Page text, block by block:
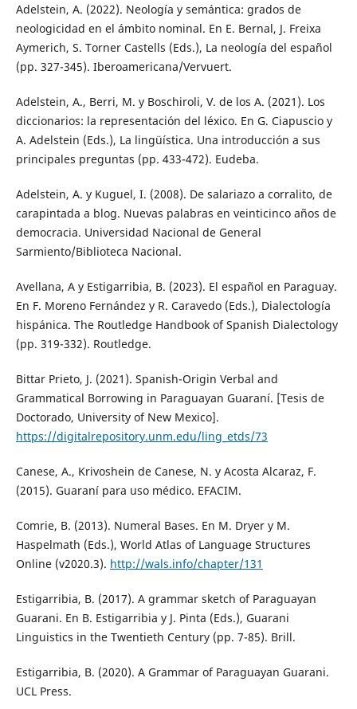
Adelstein, A. (2022). Neología y semántica: grados de
neologicidad en el ámbito nominal. En E. Bernal, J. Freixa
Aymerich, S. Torner Castells (Eds.), La neología del español
(pp. 327-345). Iberoamericana/Vervuert.
Adelstein, A., Berri, M. y Boschiroli, V. de los A. (2021). Los
diccionarios: la representación del léxico. En G. Ciapuscio y
A. Adelstein (Eds.), La lingüística. Una introducción a sus
principales preguntas (pp. 433-472). Eudeba.
Adelstein, A. y Kuguel, I. (2008). De salariazo a corralito, de
carapintada a blog. Nuevas palabras en veinticinco años de
democracia. Universidad Nacional de General
Sarmiento/Biblioteca Nacional.
Avellana, A y Estigarribia, B. (2023). El español en Paraguay.
En F. Moreno Fernández y R. Caravedo (Eds.), Dialectología
hispánica. The Routledge Handbook of Spanish Dialectology
(pp. 319-332). Routledge.
Bittar Prieto, J. (2021). Spanish-Origin Verbal and
Grammatical Borrowing in Paraguayan Guaraní. [Tesis de
Doctorado, University of New Mexico].
https://digitalrepository.unm.edu/ling_etds/73
Canese, A., Krivoshein de Canese, N. y Acosta Alcaraz, F.
(2015). Guaraní para uso médico. EFACIM.
Comrie, B. (2013). Numeral Bases. En M. Dryer y M.
Haspelmath (Eds.), World Atlas of Language Structures
Online (v2020.3). http://wals.info/chapter/131
Estigarribia, B. (2017). A grammar sketch of Paraguayan
Guarani. En B. Estigarribia y J. Pinta (Eds.), Guarani
Linguistics in the Twentieth Century (pp. 7-85). Brill.
Estigarribia, B. (2020). A Grammar of Paraguayan Guarani.
UCL Press.